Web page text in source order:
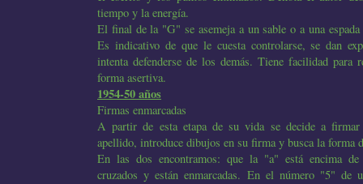
tiempo y la energía.
El final de la "G" se asemeja a un sable o a una
Es indicativo de que le cuesta controlarse, se dan
intenta defenderse de los demás. Tiene facilidad para
forma asertiva.
1954-50 años
Firmas enmarcadas
A partir de esta etapa de su vida se decide a
apellido, introduce dibujos en su firma y busca la forma
En las dos encontramos: que la "a" está encima
cruzados y están enmarcadas. En el número "5" de